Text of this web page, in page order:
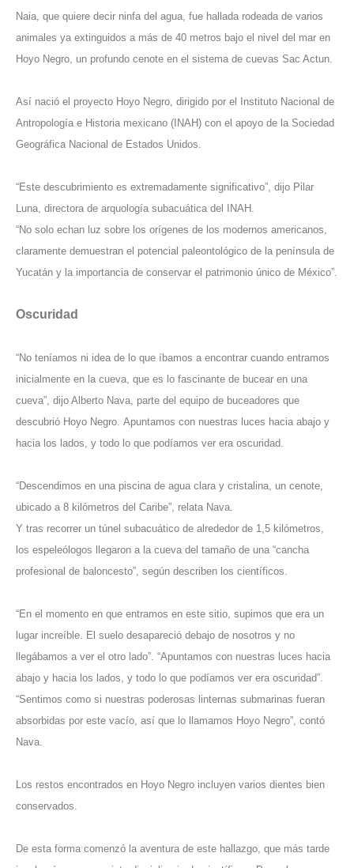
Naia, que quiere decir ninfa del agua, fue hallada rodeada de varios
animales ya extinguidos a más de 40 metros bajo el nivel del mar en
Hoyo Negro, un profundo cenote en el sistema de cuevas Sac Actun.
Así nació el proyecto Hoyo Negro, dirigido por el Instituto Nacional de
Antropología e Historia mexicano (INAH) con el apoyo de la Sociedad
Geográfica Nacional de Estados Unidos.
“Este descubrimiento es extremadamente significativo”, dijo Pilar
Luna, directora de arquología subacuática del INAH.
“No solo echan luz sobre los orígenes de los modernos americanos,
claramente demuestran el potencial paleontológico de la península de
Yucatán y la importancia de conservar el patrimonio único de México”.
Oscuridad
“No teníamos ni idea de lo que íbamos a encontrar cuando entramos
inicialmente en la cueva, que es lo fascinante de bucear en una
cueva”, dijo Alberto Nava, parte del equipo de buceadores que
descubrió Hoyo Negro. Apuntamos con nuestras luces hacia abajo y
hacia los lados, y todo lo que podíamos ver era oscuridad.
“Descendimos en una piscina de agua clara y cristalina, un cenote,
ubicado a 8 kilómetros del Caribe”, relata Nava.
Y tras recorrer un túnel subacuático de alrededor de 1,5 kilómetros,
los espeleólogos llegaron a la cueva del tamaño de una “cancha
profesional de baloncesto”, según describen los científicos.
“En el momento en que entramos en este sitio, supimos que era un
lugar increíble. El suelo desapareció debajo de nosotros y no
llegábamos a ver el otro lado”. “Apuntamos con nuestras luces hacia
abajo y hacia los lados, y todo lo que podíamos ver era oscuridad”.
“Sentimos como si nuestras poderosas linternas submarinas fueran
absorbidas por este vacío, así que lo llamamos Hoyo Negro”, contó
Nava.
Los restos encontrados en Hoyo Negro incluyen varios dientes bien
conservados.
De esta forma comenzó la aventura de este hallazgo, que más tarde